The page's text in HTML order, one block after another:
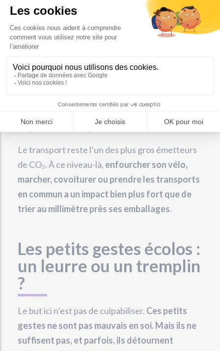
6. Trier ses déchets mais
prendre sa voiture tous
les jours 🚗
l’équation ne tient pas.
Le transport reste l’un des plus gros émetteurs
de CO₂. À ce niveau-là, enfourcher son vélo,
marcher, covoiturer ou prendre les transports
en commun a un impact bien plus fort que de
trier au millimètre près ses emballages.
Les petits gestes écolos :
un leurre ou un tremplin
?
Le but ici n’est pas de culpabiliser. Ces petits
gestes ne sont pas mauvais en soi. Mais ils ne
suffisent pas, et parfois, ils détournent